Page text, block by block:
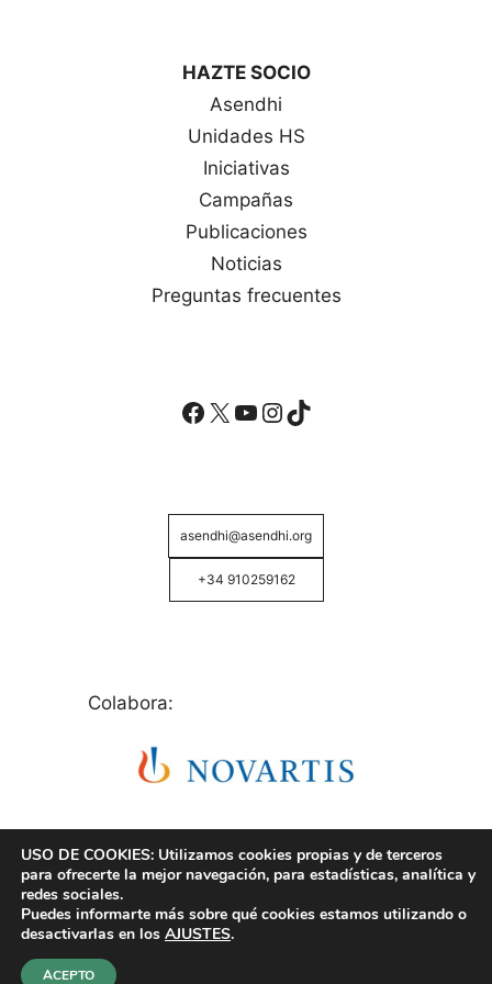
HAZTE SOCIO
Asendhi
Unidades HS
Iniciativas
Campañas
Publicaciones
Noticias
Preguntas frecuentes
Facebook
X YouTube
Instagram
TikTok
asendhi@asendhi.org
+34 910259162
Colabora:
© Copyright 2026 ASENDHI - Asociación de Enfermos
USO DE COOKIES: Utilizamos cookies propias y de terceros
para ofrecerte la mejor navegación, para estadísticas, analítica y
redes sociales.
Puedes informarte más sobre qué cookies estamos utilizando o
desactivarlas en los AJUSTES.
ACEPTO